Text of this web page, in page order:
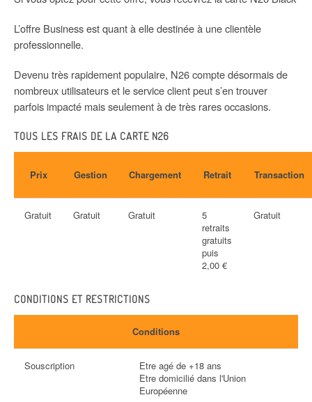
L’offre Business est quant à elle destinée à une clientèle
professionnelle.
Devenu très rapidement populaire, N26 compte désormais de
nombreux utilisateurs et le service client peut s’en trouver
parfois impacté mais seulement à de très rares occasions.
TOUS LES FRAIS DE LA CARTE N26
Prix Gestion Chargement Retrait Transaction
Gratuit Gratuit Gratuit
5
retraits
gratuits
puis
2,00 €
Gratuit
CONDITIONS ET RESTRICTIONS
Conditions
Souscription
Etre agé de +18 ans
Etre domicilié dans l'Union
Européenne